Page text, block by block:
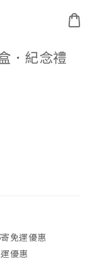
．紀念禮
免運優惠
優惠